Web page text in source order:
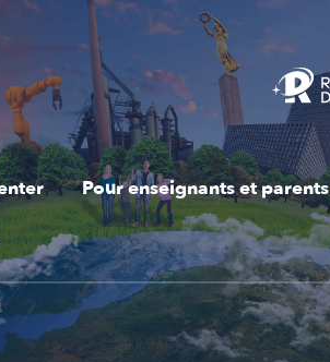
Pour enseignants et parents